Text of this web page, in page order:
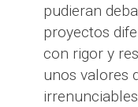
pudieran
proyectos
con rigor y
unos valores